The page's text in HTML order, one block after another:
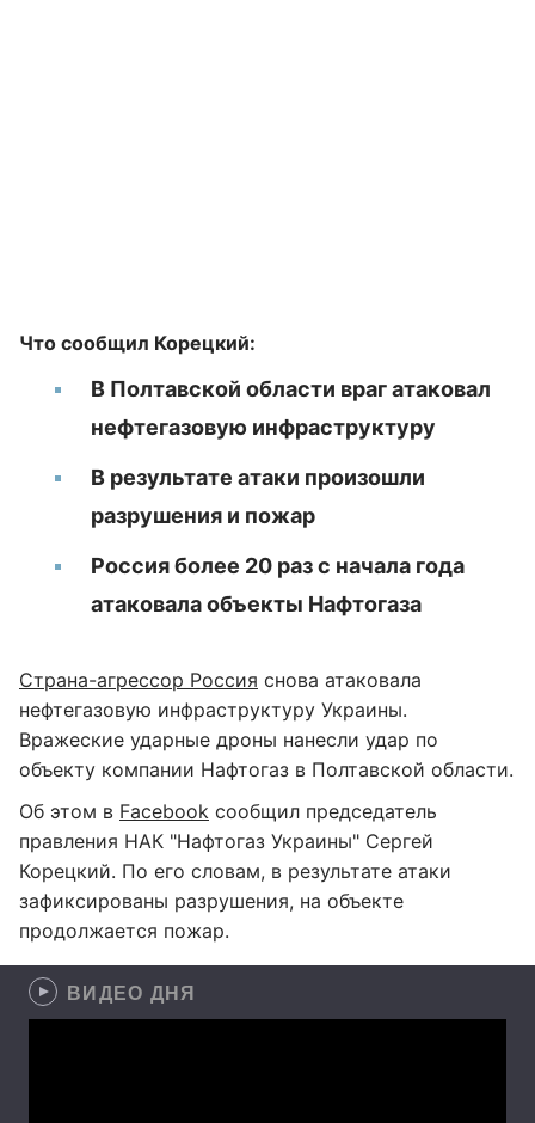
Что сообщил Корецкий:
В Полтавской области враг атаковал
нефтегазовую инфраструктуру
В результате атаки произошли
разрушения и пожар
Россия более 20 раз с начала года
атаковала объекты Нафтогаза
Страна-агрессор Россия снова атаковала
нефтегазовую инфраструктуру Украины.
Вражеские ударные дроны нанесли удар по
объекту компании Нафтогаз в Полтавской области.
Об этом в Facebook сообщил председатель
правления НАК "Нафтогаз Украины" Сергей
Корецкий. По его словам, в результате атаки
зафиксированы разрушения, на объекте
продолжается пожар.
ВИДЕО ДНЯ